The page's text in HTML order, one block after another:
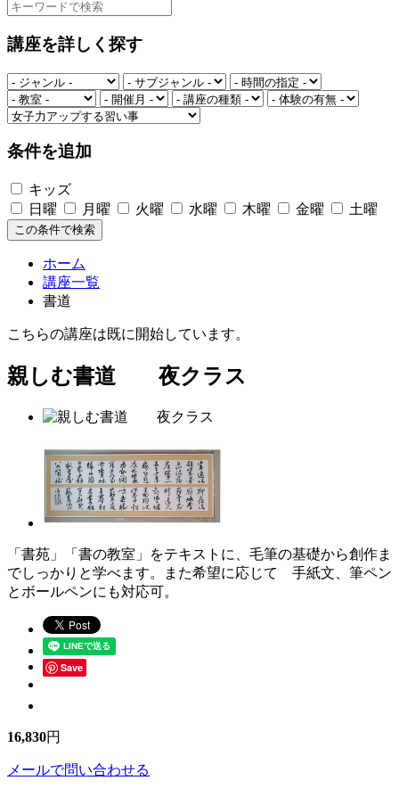
講座を詳しく探す
条件を追加
キッズ
日曜
月曜 火曜 水曜 木曜 金曜 土曜
この条件で検索
ホーム
講座一覧
書道
こちらの講座は既に開始しています。
親しむ書道 夜クラス
「書苑」「書の教室」をテキストに、毛筆の基礎から創作ま
でしっかりと学べます。また希望に応じて 手紙文、筆ペン
とボールペンにも対応可。
Save
16,830円
メールで問い合わせる